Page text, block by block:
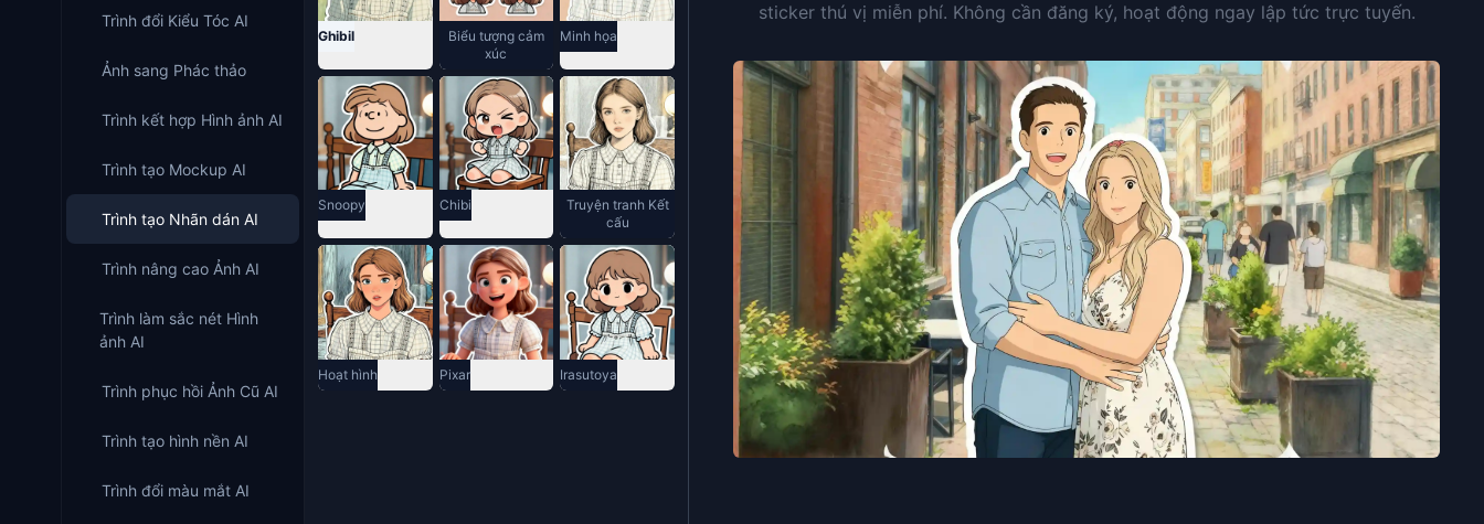
Trình đổi Kiểu Tóc AI
Ảnh sang Phác thảo
Trình kết hợp Hình ảnh AI
Trình tạo Mockup AI
Trình tạo Nhãn dán AI
Trình nâng cao Ảnh AI
Trình làm sắc nét Hình
ảnh AI
Trình phục hồi Ảnh Cũ AI
Trình tạo hình nền AI
Trình đổi màu mắt AI
Ghibil
Biểu tượng cảm
xúc
Minh họa
Snoopy Chibi
Truyện tranh Kết
cấu
Hoạt hình Pixar Irasutoya
sticker thú vị miễn phí. Không cần đăng ký, hoạt động ngay lập tức trực tuyến.